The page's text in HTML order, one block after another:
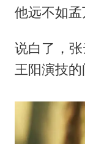
他远不如孟
说白了，
王阳演技的